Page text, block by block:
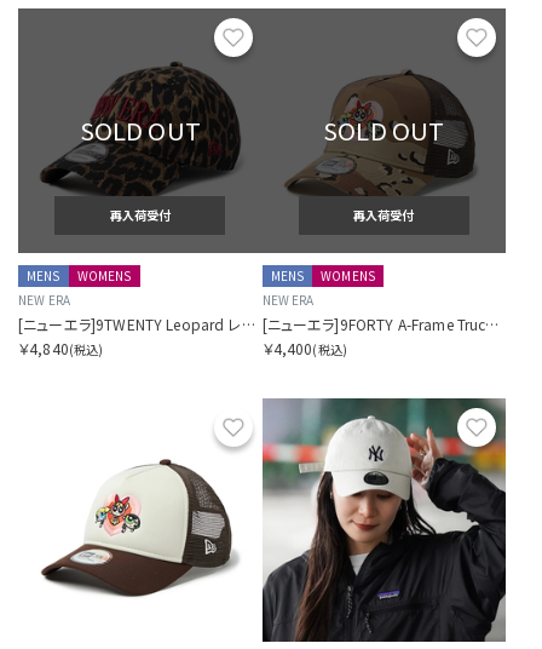
お気に入り
SOLD OUT
再入荷受付
MENS
WOMENS
NEW ERA
[ニューエラ]9TWENTY Leopard レオパード ブラウン レッド
￥4,840(税込)
SOLD OUT
再入荷受付
MENS
WOMENS
NEW ERA
[ニューエラ]9FORTY A-Frame Trucker The Powerpuff Girls パワーパフ ガールズ ハート デザートカモ
￥4,400(税込)
お気に入り